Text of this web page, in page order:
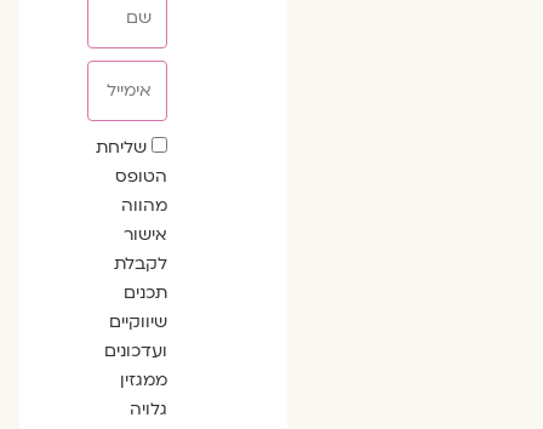
שדה
הסכמה
שליחת
הטופס
מהווה
אישור
לקבלת
תכנים
שיווקיים
ועדכונים
ממגזין
גלויה